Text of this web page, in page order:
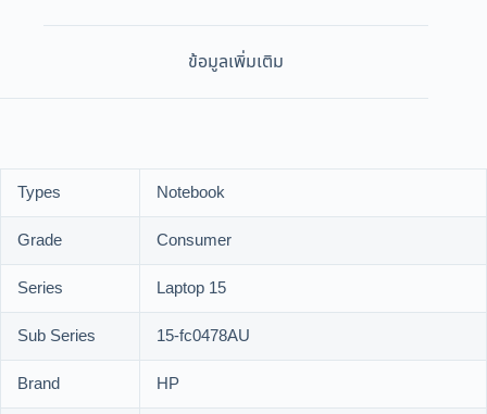
ข้อมูลเพิ่มเติม
Types
Notebook
Grade
Consumer
Series
Laptop 15
Sub Series
15-fc0478AU
Brand
HP